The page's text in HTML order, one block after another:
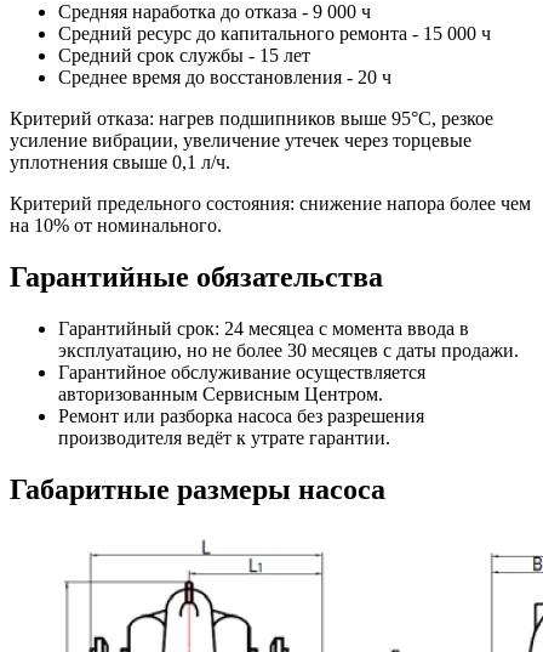
Средняя наработка до отказа - 9 000 ч
Средний ресурс до капитального ремонта - 15 000 ч
Средний срок службы - 15 лет
Среднее время до восстановления - 20 ч
Критерий отказа: нагрев подшипников выше 95°С, резкое
усиление вибрации, увеличение утечек через торцевые
уплотнения свыше 0,1 л/ч.
Критерий предельного состояния: снижение напора более чем
на 10% от номинального.
Гарантийные обязательства
Гарантийный срок: 24 месяцеа с момента ввода в
эксплуатацию, но не более 30 месяцев с даты продажи.
Гарантийное обслуживание осуществляется
авторизованным Сервисным Центром.
Ремонт или разборка насоса без разрешения
производителя ведёт к утрате гарантии.
Габаритные размеры насоса